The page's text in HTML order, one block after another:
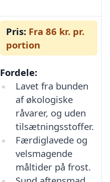
Pris: Fra 86 kr. pr.
portion
Fordele:
Lavet fra bunden
af økologiske
råvarer, og uden
tilsætningsstoffer.
Færdiglavede og
velsmagende
måltider på frost.